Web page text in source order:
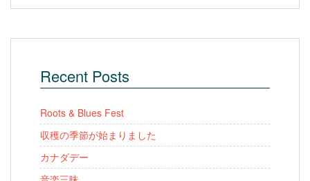
Recent Posts
Roots & Blues Fest
収穫の季節が始まりました
カナダデー